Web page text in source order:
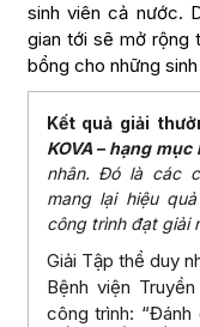
sinh viên cả nước.
gian tới sẽ mở rộng
bổng cho những
Kết quả giải
KOVA – hạng
nhân. Đó là các
mang lại hiệu
công trình đạt giải
Giải Tập thể duy
Bệnh viện
công trình: “Đánh